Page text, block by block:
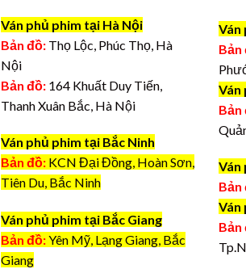
Ván phủ phim tại Hà Nội
Bản đồ: Thọ Lộc, Phúc Thọ, Hà
Nội
Bản đồ: 164 Khuất Duy Tiến,
Thanh Xuân Bắc, Hà Nội
Ván phủ phim tại Bắc Ninh
Bản đồ: KCN Đại Đồng, Hoàn Sơn,
Tiên Du, Bắc Ninh
Ván phủ phim tại Bắc Giang
Bản đồ:Yên Mỹ, Lạng Giang, Bắc
Giang
Ván
Bản
Ván
Bản
Ván
Bản
Ván
Bản